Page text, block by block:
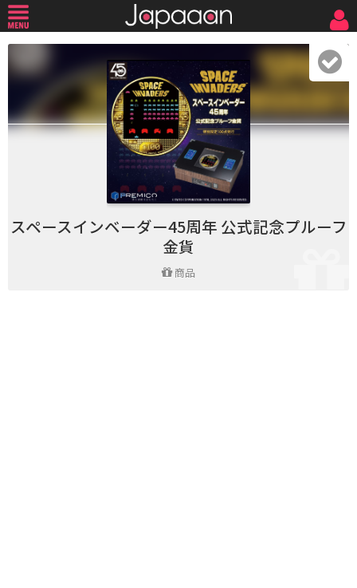
スペースインベーダー45周年 公式記念プルーフ
金貨
商品